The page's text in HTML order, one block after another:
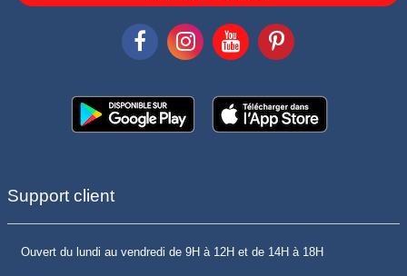
Support client
Ouvert du lundi au vendredi de 9H à 12H et de 14H à 18H